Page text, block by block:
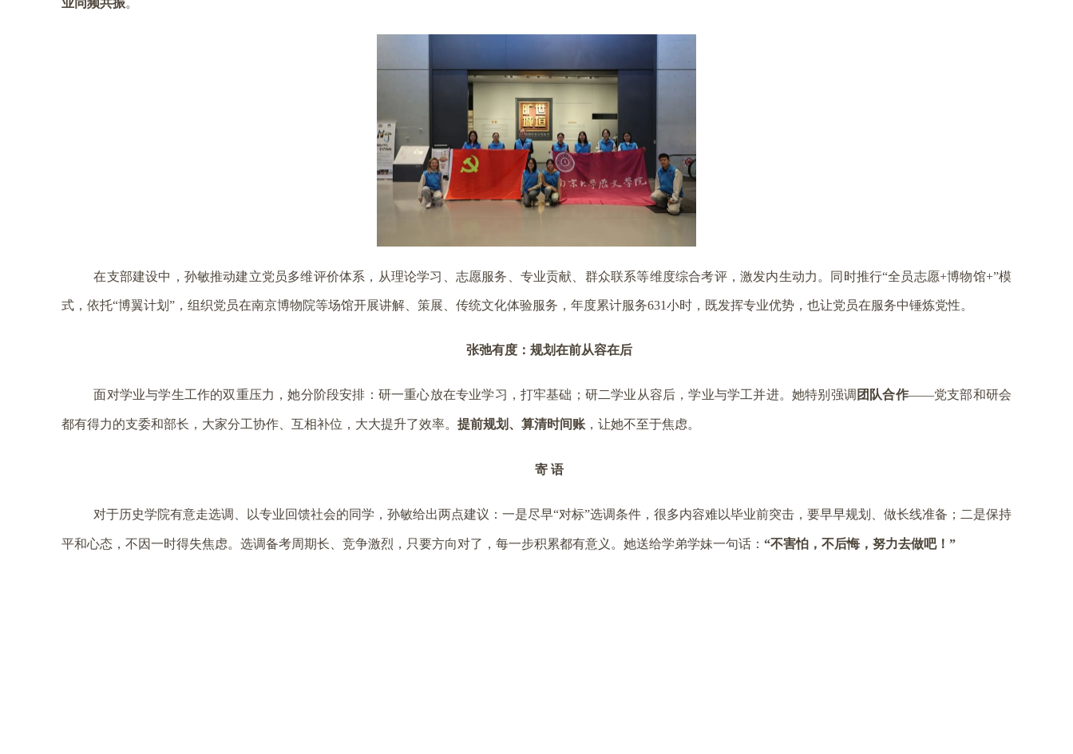
业同频共振。
在支部建设中，孙敏推动建立党员多维评价体系，从理论学习、志愿服务、专业贡献、群众联系等维度综合考评，激发内生动力。同时推行“全员志愿+博物馆+”模
式，依托“博翼计划”，组织党员在南京博物院等场馆开展讲解、策展、传统文化体验服务，年度累计服务631小时，既发挥专业优势，也让党员在服务中锤炼党性。
张弛有度：规划在前从容在后
面对学业与学生工作的双重压力，她分阶段安排：研一重心放在专业学习，打牢基础；研二学业从容后，学业与学工并进。她特别强调 团队合作——党支部和研会
都有得力的支委和部长，大家分工协作、互相补位，大大提升了效率。 提前规划、算清时间账 ，让她不至于焦虑。
寄 语
对于历史学院有意走选调、以专业回馈社会的同学，孙敏给出两点建议：一是尽早“对标”选调条件，很多内容难以毕业前突击，要早早规划、做长线准备；二是保持
平和心态，不因一时得失焦虑。选调备考周期长、竞争激烈，只要方向对了，每一步积累都有意义。她送给学弟学妹一句话： “不害怕，不后悔，努力去做吧！”